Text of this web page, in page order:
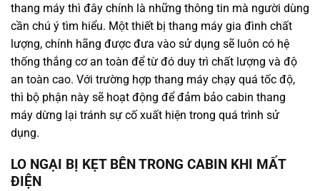
thang máy thì đây chính là những thông tin mà người dùng
cần chú ý tìm hiểu. Một thiết bị thang máy gia đình chất
lượng, chính hãng được đưa vào sử dụng sẽ luôn có hệ
thống thắng cơ an toàn để từ đó duy trì chất lượng và độ
an toàn cao. Với trường hợp thang máy chạy quá tốc độ,
thì bộ phận này sẽ hoạt động để đảm bảo cabin thang
máy dừng lại tránh sự cố xuất hiện trong quá trình sử
dụng.
LO NGẠI BỊ KẸT BÊN TRONG CABIN KHI MẤT
ĐIỆN